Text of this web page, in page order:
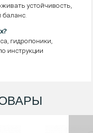
устойчивость,
гидропоники,
инструкции